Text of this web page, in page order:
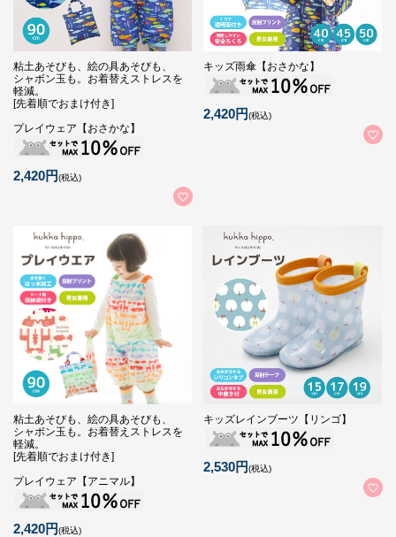
粘土あそびも、絵の具あそびも、
シャボン玉も。お着替えストレスを
軽減。
[先着順でおまけ付き]
プレイウェア【おさかな】
2,420円(税込)
キッズ雨傘【おさかな】
2,420円(税込)
粘土あそびも、絵の具あそびも、
シャボン玉も。お着替えストレスを
軽減。
[先着順でおまけ付き]
プレイウェア【アニマル】
2,420円(税込)
キッズレインブーツ【リンゴ】
2,530円(税込)